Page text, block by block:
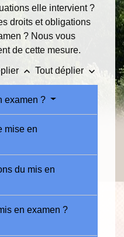
elle intervient ?
droits et obligations
? Nous vous
de cette mesure.
keyboard_arrow_up Tout déplier keyboard_arrow_down
examen ?
mise en
du mis en
en examen ?